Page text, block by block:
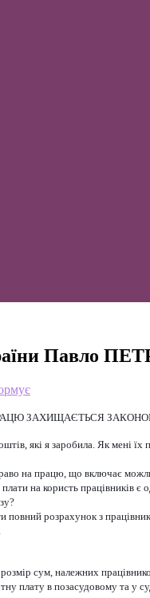
Павло
ЗАХИЩАЄТЬСЯ
які я заробила. Як мені
на працю, що включає
на користь працівників
повний розрахунок з
сум, належних
плату в позасудовому та у